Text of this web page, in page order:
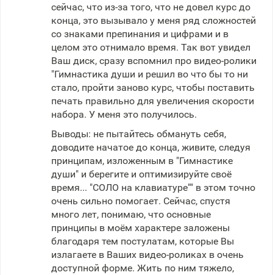
сейчас, что из-за того, что не довел курс до
конца, это вызывало у меня ряд сложностей
со знаками препинания и цифрами и в
целом это отнимало время. Так вот увидел
Ваш диск, сразу вспомнил про видео-ролики
"Гимнастика души и решил во что бы то ни
стало, пройти заново курс, чтобы поставить
печать правильно для увеличения скорости
набора. У меня это получилось.
Выводы: не пытайтесь обмануть себя,
доводите начатое до конца, живите, следуя
принципам, изложенным в "Гимнастике
души" и берегите и оптимизируйте своё
время... "СОЛО на клавиатуре"" в этом точно
очень сильно помогает. Сейчас, спустя
много лет, понимаю, что основные
принципы в моём характере заложены
благодаря тем постулатам, которые Вы
излагаете в Ваших видео-роликах в очень
доступной форме. Жить по ним тяжело,